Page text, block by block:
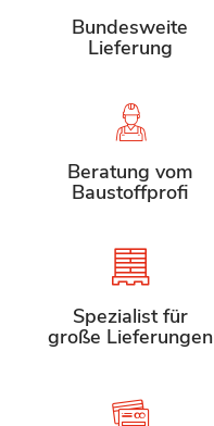
Bundesweite
Lieferung
Beratung vom
Baustoffprofi
Spezialist für
große Lieferungen